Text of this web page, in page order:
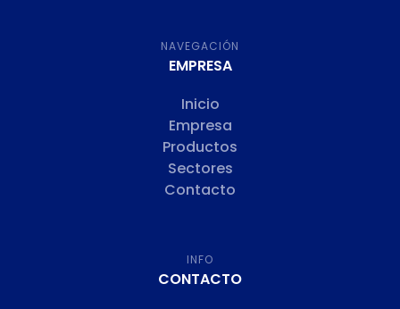
NAVEGACIÓN
EMPRESA
Inicio
Empresa
Productos
Sectores
Contacto
INFO
CONTACTO